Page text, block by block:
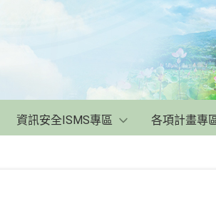
資訊安全ISMS專區 各項計畫專